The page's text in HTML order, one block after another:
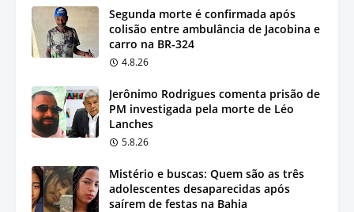
Segunda morte é confirmada após
colisão entre ambulância de Jacobina e
carro na BR-324
4.8.26
Jerônimo Rodrigues comenta prisão de
PM investigada pela morte de Léo
Lanches
5.8.26
Mistério e buscas: Quem são as três
adolescentes desaparecidas após
saírem de festas na Bahia